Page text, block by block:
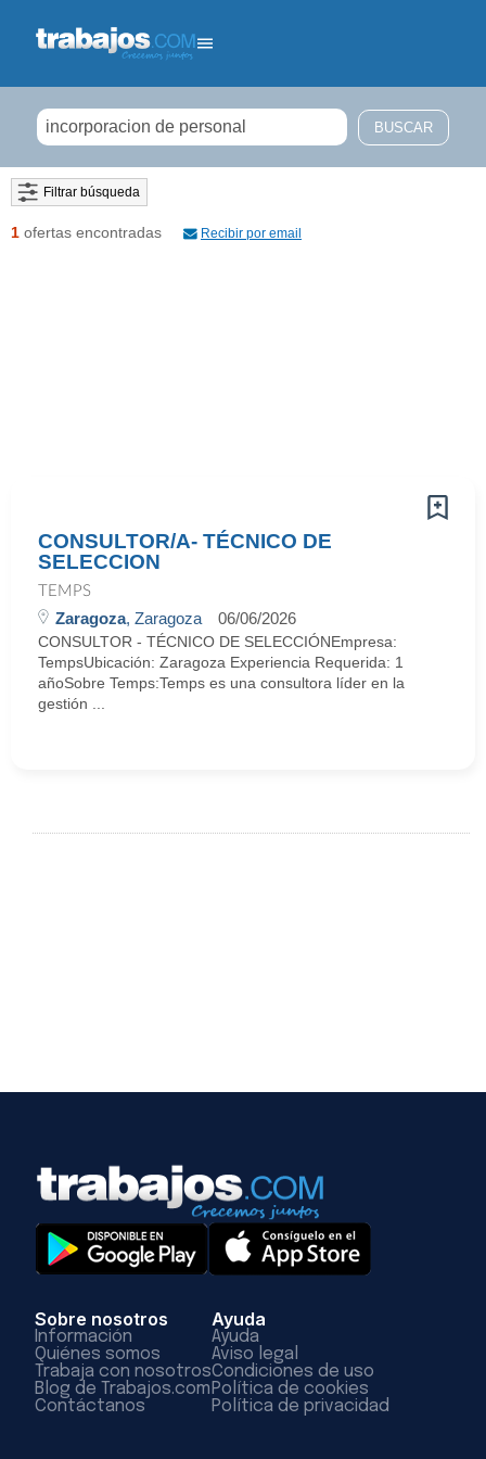
Filtrar búsqueda
1 ofertas encontradas Recibir por email
CONSULTOR/A- TÉCNICO DE
SELECCION
TEMPS
Zaragoza, Zaragoza 06/06/2026
CONSULTOR - TÉCNICO DE SELECCIÓNEmpresa:
TempsUbicación: Zaragoza Experiencia Requerida: 1
añoSobre Temps:Temps es una consultora líder en la
gestión ...
Sobre nosotros
Información
Quiénes somos
Trabaja con nosotros
Blog de Trabajos.com
Contáctanos
Ayuda
Ayuda
Aviso legal
Condiciones de uso
Política de cookies
Política de privacidad